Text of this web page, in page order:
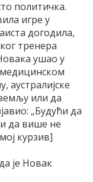
политичка.
игре у
догодила,
тренера
ушао у
медицинском
аустралијске
или да
„Будући да
да више не
курзив]
је Новак